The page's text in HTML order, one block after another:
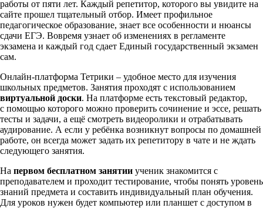
работы от пяти лет. Каждый репетитор, которого вы увидите на
сайте прошел тщательный отбор. Имеет профильное
педагогическое образование, знает все особенности и нюансы
сдачи ЕГЭ. Вовремя узнает об изменениях в регламенте
экзамена и каждый год сдает Единый государственный экзамен
сам.
Онлайн-платформа Тетрики – удобное место для изучения
школьных предметов. Занятия проходят с использованием
виртуальной доски. На платформе есть текстовый редактор,
с помощью которого можно проверить сочинение и эссе, решать
тесты и задачи, а ещё смотреть видеоролики и отрабатывать
аудирование. А если у ребёнка возникнут вопросы по домашней
работе, он всегда может задать их репетитору в чате и не ждать
следующего занятия.
На первом бесплатном занятии ученик знакомится с
преподавателем и проходит тестирование, чтобы понять уровень
знаний предмета и составить индивидуальный план обучения.
Для уроков нужен будет компьютер или планшет с доступом в